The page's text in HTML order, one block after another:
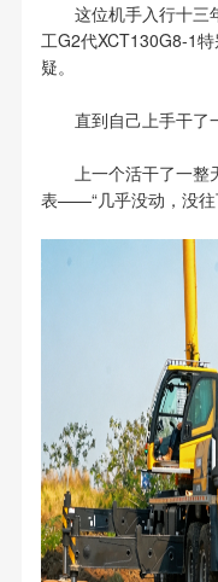
这位机手入行十三
工G2代XCT130G8-1
疑。
直到自己上手干了
上一个活干了一整
表——“几乎没动，没往